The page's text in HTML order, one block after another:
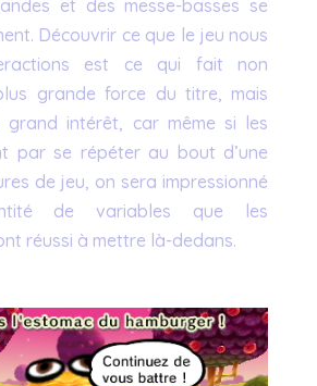
et des messe-basses se
Découvrir ce que le jeu nous
est ce qui fait non
grande force du titre, mais
grand intérêt, car même si les
par se répéter au bout d’une
de jeu, on sera impressionné
de variables que les
réussi à mettre là-dedans.